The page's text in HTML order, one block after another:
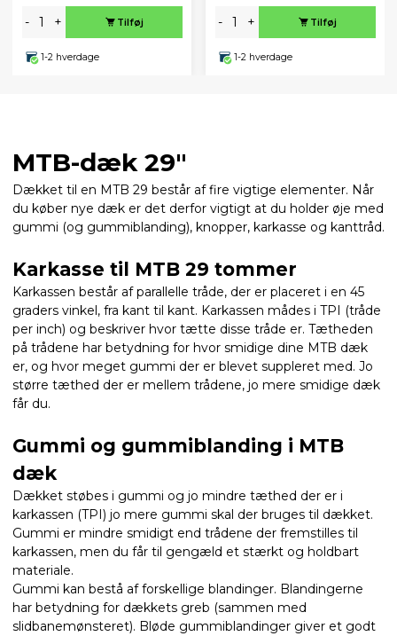
- + Tilføj
1-2 hverdage
- + Tilføj
1-2 hverdage
MTB-dæk 29"
Dækket til en MTB 29 består af fire vigtige elementer. Når
du køber nye dæk er det derfor vigtigt at du holder øje med
gummi (og gummiblanding), knopper, karkasse og kanttråd.
Karkasse til MTB 29 tommer
Karkassen består af parallelle tråde, der er placeret i en 45
graders vinkel, fra kant til kant. Karkassen mådes i TPI (tråde
per inch) og beskriver hvor tætte disse tråde er. Tætheden
på trådene har betydning for hvor smidige dine MTB dæk
er, og hvor meget gummi der er blevet suppleret med. Jo
større tæthed der er mellem trådene, jo mere smidige dæk
får du.
Gummi og gummiblanding i MTB
dæk
Dækket støbes i gummi og jo mindre tæthed der er i
karkassen (TPI) jo mere gummi skal der bruges til dækket.
Gummi er mindre smidigt end trådene der fremstilles til
karkassen, men du får til gengæld et stærkt og holdbart
materiale.
Gummi kan bestå af forskellige blandinger. Blandingerne
har betydning for dækkets greb (sammen med
slidbanemønsteret). Bløde gummiblandinger giver et godt